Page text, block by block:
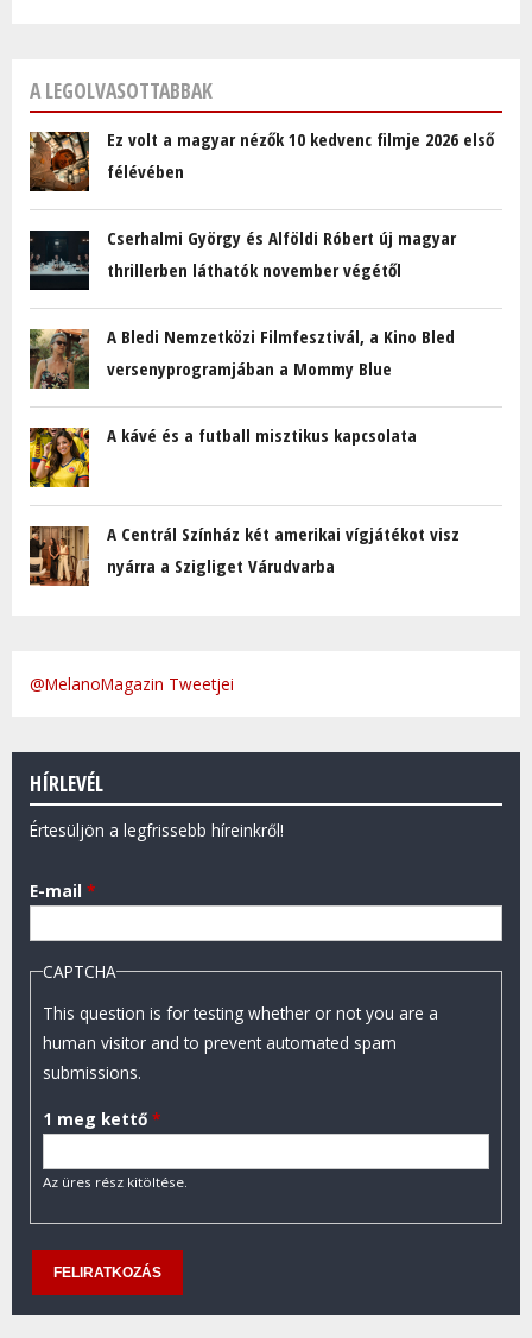
A LEGOLVASOTTABBAK
Ez volt a magyar nézők 10 kedvenc filmje 2026 első
félévében
Cserhalmi György és Alföldi Róbert új magyar
thrillerben láthatók november végétől
A Bledi Nemzetközi Filmfesztivál, a Kino Bled
versenyprogramjában a Mommy Blue
A kávé és a futball misztikus kapcsolata
A Centrál Színház két amerikai vígjátékot visz
nyárra a Szigliget Várudvarba
@MelanoMagazin Tweetjei
HÍRLEVÉL
Értesüljön a legfrissebb híreinkről!
E-mail *
CAPTCHA
This question is for testing whether or not you are a
human visitor and to prevent automated spam
submissions.
1 meg kettő *
Az üres rész kitöltése.